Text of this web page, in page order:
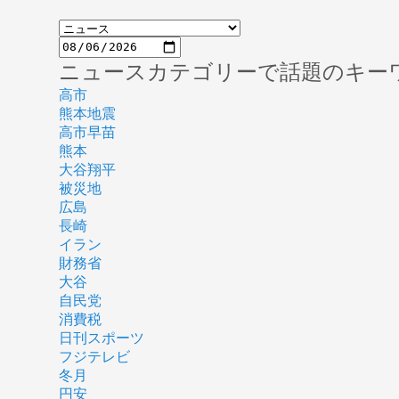
ニュースカテゴリーで話題のキー
高市
熊本地震
高市早苗
熊本
大谷翔平
被災地
広島
長崎
イラン
財務省
大谷
自民党
消費税
日刊スポーツ
フジテレビ
冬月
円安